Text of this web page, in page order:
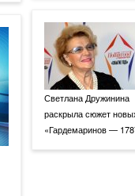
Светлана Дружинина
раскрыла сюжет
«Гардемаринов —